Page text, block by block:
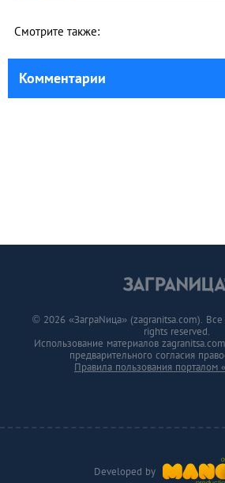
Смотрите также:
Комментарии
Developed by
© 2026 «ЗаграNица» (zagranitsa.com).
rights reserved.
Использование материалов
предварительного согласия
Правила пользования порталом